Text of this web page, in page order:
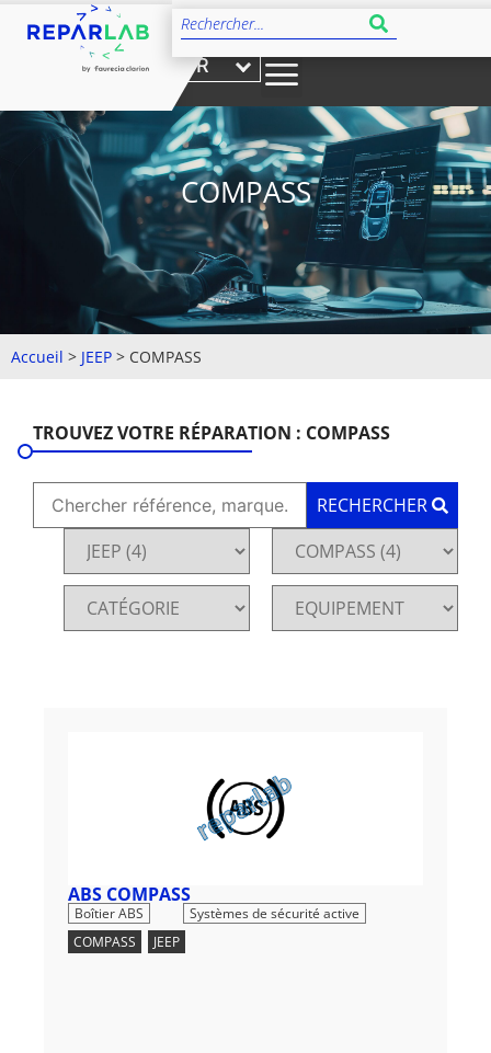
FR
COMPASS
Accueil > JEEP > COMPASS
TROUVEZ VOTRE RÉPARATION : COMPASS
RECHERCHER
ABS COMPASS
Boîtier ABS
Systèmes de sécurité active
COMPASS
JEEP